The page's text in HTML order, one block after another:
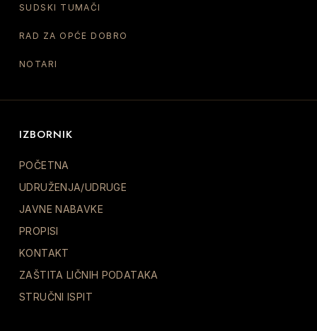
SUDSKI TUMAČI
RAD ZA OPĆE DOBRO
NOTARI
IZBORNIK
POČETNA
UDRUŽENJA/UDRUGE
JAVNE NABAVKE
PROPISI
KONTAKT
ZAŠTITA LIČNIH PODATAKA
STRUČNI ISPIT